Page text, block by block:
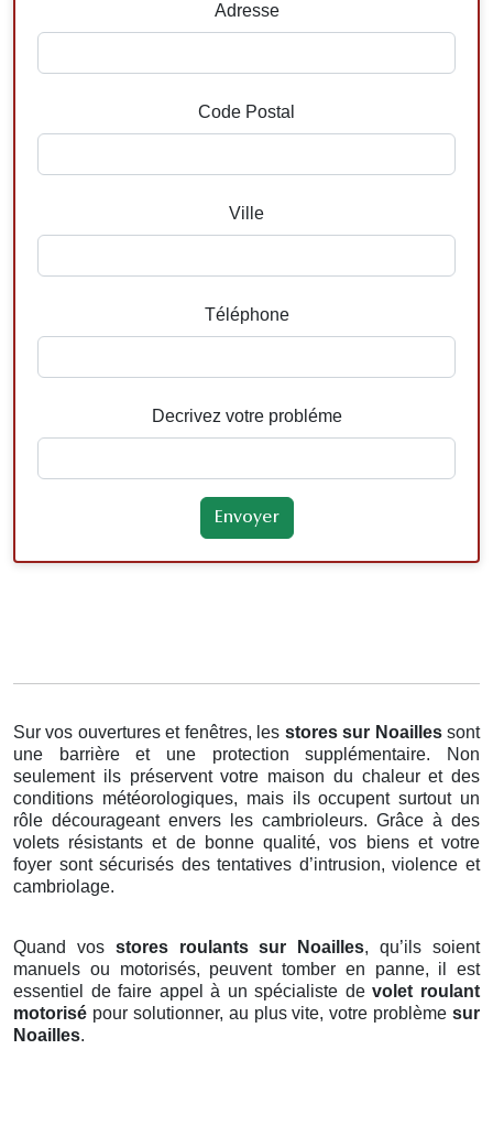
Adresse
Code Postal
Ville
Téléphone
Decrivez votre probléme
Sur vos ouvertures et fenêtres, les stores sur Noaillessont
une barrière et une protection supplémentaire. Non
seulement ils préservent votre maison du chaleur et des
conditions météorologiques, mais ils occupent surtout un
rôle décourageant envers les cambrioleurs. Grâce à des
volets résistants et de bonne qualité, vos biens et votre
foyer sont sécurisés des tentatives d’intrusion, violence et
cambriolage.
Quand vos stores roulants sur Noailles, qu’ils soient
manuels ou motorisés, peuvent tomber en panne, il est
essentiel de faire appel à un spécialiste devolet roulant
motorisé pour solutionner, au plus vite, votre problème sur
Noailles.